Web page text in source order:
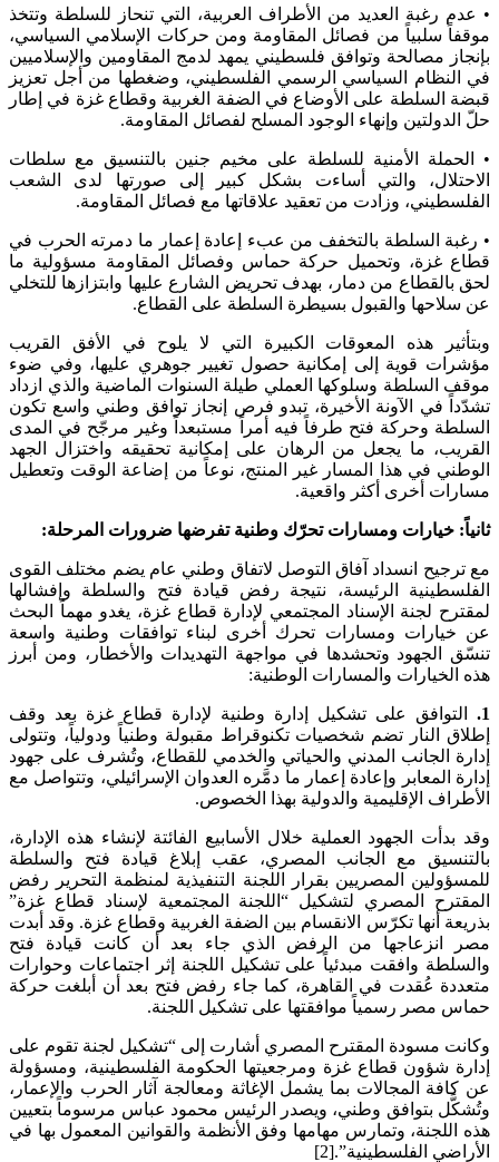
• عدم رغبة العديد من الأطراف العربية، التي تنحاز للسلطة وتتخذ
موقفاً سلبياً من فصائل المقاومة ومن حركات الإسلامي السياسي،
بإنجاز مصالحة وتوافق فلسطيني يمهد لدمج المقاومين والإسلاميين
في النظام السياسي الرسمي الفلسطيني، وضغطها من أجل تعزيز
قبضة السلطة على الأوضاع في الضفة الغربية وقطاع غزة في إطار
حلّ الدولتين وإنهاء الوجود المسلح لفصائل المقاومة.
• الحملة الأمنية للسلطة على مخيم جنين بالتنسيق مع سلطات
الاحتلال، والتي أساءت بشكل كبير إلى صورتها لدى الشعب
الفلسطيني، وزادت من تعقيد علاقاتها مع فصائل المقاومة.
• رغبة السلطة بالتخفف من عبء إعادة إعمار ما دمرته الحرب في
قطاع غزة، وتحميل حركة حماس وفصائل المقاومة مسؤولية ما
لحق بالقطاع من دمار، بهدف تحريض الشارع عليها وابتزازها للتخلي
عن سلاحها والقبول بسيطرة السلطة على القطاع.
وبتأثير هذه المعوقات الكبيرة التي لا يلوح في الأفق القريب
مؤشرات قوية إلى إمكانية حصول تغيير جوهري عليها، وفي ضوء
موقف السلطة وسلوكها العملي طيلة السنوات الماضية والذي ازداد
تشدّداً في الآونة الأخيرة، تبدو فرص إنجاز توافق وطني واسع تكون
السلطة وحركة فتح طرفاً فيه أمراً مستبعداً وغير مرجّح في المدى
القريب، ما يجعل من الرهان على إمكانية تحقيقه واختزال الجهد
الوطني في هذا المسار غير المنتج، نوعاً من إضاعة الوقت وتعطيل
مسارات أخرى أكثر واقعية.
ثانياً: خيارات ومسارات تحرّك وطنية تفرضها ضرورات المرحلة:
مع ترجيح انسداد آفاق التوصل لاتفاق وطني عام يضم مختلف القوى
الفلسطينية الرئيسة، نتيجة رفض قيادة فتح والسلطة وإفشالها
لمقترح لجنة الإسناد المجتمعي لإدارة قطاع غزة، يغدو مهماً البحث
عن خيارات ومسارات تحرك أخرى لبناء توافقات وطنية واسعة
تنسّق الجهود وتحشدها في مواجهة التهديدات والأخطار، ومن أبرز
هذه الخيارات والمسارات الوطنية:
1.
التوافق على تشكيل إدارة وطنية لإدارة قطاع غزة بعد وقف
إطلاق النار تضم شخصيات تكنوقراط مقبولة وطنياً ودولياً، وتتولى
إدارة الجانب المدني والحياتي والخدمي للقطاع، وتُشرف على جهود
إدارة المعابر وإعادة إعمار ما دمَّره العدوان الإسرائيلي، وتتواصل مع
الأطراف الإقليمية والدولية بهذا الخصوص.
وقد بدأت الجهود العملية خلال الأسابيع الفائتة لإنشاء هذه الإدارة،
بالتنسيق مع الجانب المصري، عقب إبلاغ قيادة فتح والسلطة
للمسؤولين المصريين بقرار اللجنة التنفيذية لمنظمة التحرير رفض
المقترح المصري لتشكيل “اللجنة المجتمعية لإسناد قطاع غزة”
بذريعة أنها تكرّس الانقسام بين الضفة الغربية وقطاع غزة. وقد أبدت
مصر انزعاجها من الرفض الذي جاء بعد أن كانت قيادة فتح
والسلطة وافقت مبدئياً على تشكيل اللجنة إثر اجتماعات وحوارات
متعددة عُقدت في القاهرة، كما جاء رفض فتح بعد أن أبلغت حركة
حماس مصر رسمياً موافقتها على تشكيل اللجنة.
وكانت مسودة المقترح المصري أشارت إلى “تشكيل لجنة تقوم على
إدارة شؤون قطاع غزة ومرجعيتها الحكومة الفلسطينية، ومسؤولة
عن كافة المجالات بما يشمل الإغاثة ومعالجة آثار الحرب والإعمار،
وتُشكَّل بتوافق وطني، ويصدر الرئيس محمود عباس مرسوماً بتعيين
هذه اللجنة، وتمارس مهامها وفق الأنظمة والقوانين المعمول بها في
الأراضي الفلسطينية”.[2]